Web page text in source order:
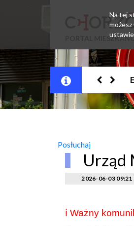
PORTAL
Posłuchaj
Urząd
2026-06-03 09:21
ℹ️ Ważny
Na tej